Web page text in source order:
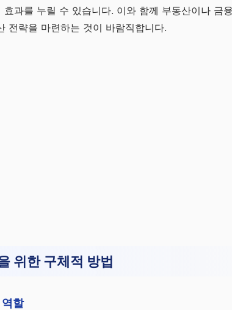
과를 누릴 수 있습니다. 이와 함께 부동산이나 금
전략을 마련하는 것이 바람직합니다.
위한 구체적 방법
할